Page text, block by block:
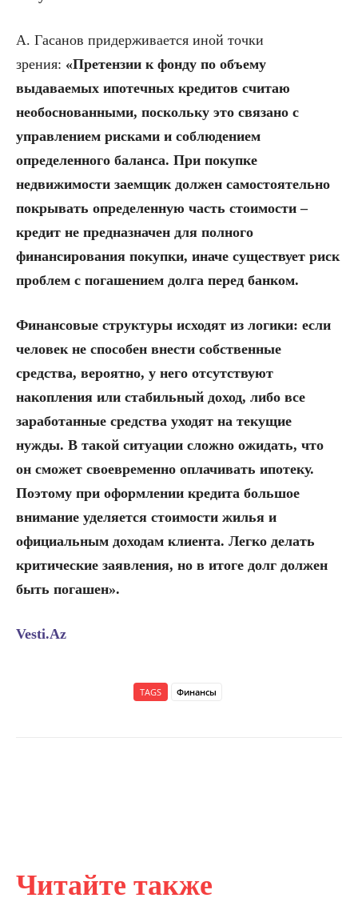
Читайте также
А. Гасанов придерживается иной точки
зрения: «Претензии к фонду по объему
выдаваемых ипотечных кредитов считаю
необоснованными, поскольку это связано с
управлением рисками и соблюдением
определенного баланса. При покупке
недвижимости заемщик должен самостоятельно
покрывать определенную часть стоимости –
кредит не предназначен для полного
финансирования покупки, иначе существует риск
проблем с погашением долга перед банком.
Финансовые структуры исходят из логики: если
человек не способен внести собственные
средства, вероятно, у него отсутствуют
накопления или стабильный доход, либо все
заработанные средства уходят на текущие
нужды. В такой ситуации сложно ожидать, что
он сможет своевременно оплачивать ипотеку.
Поэтому при оформлении кредита большое
внимание уделяется стоимости жилья и
официальным доходам клиента. Легко делать
критические заявления, но в итоге долг должен
быть погашен».
Vesti.Az
TAGS Финансы